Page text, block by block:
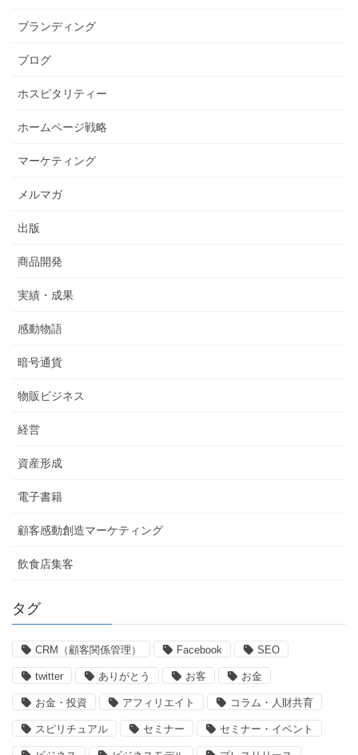
ブランディング
ブログ
ホスピタリティー
ホームページ戦略
マーケティング
メルマガ
出版
商品開発
実績・成果
感動物語
暗号通貨
物販ビジネス
経営
資産形成
電子書籍
顧客感動創造マーケティング
飲食店集客
タグ
CRM（顧客関係管理） Facebook SEO
twitter ありがとう お客 お金
お金・投資 アフィリエイト コラム・人財共育
スピリチュアル セミナー セミナー・イベント